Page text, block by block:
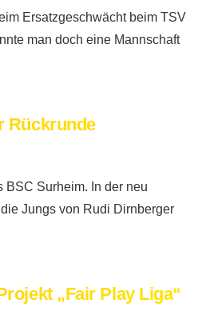
Ersatzgeschwächt beim TSV
man doch eine Mannschaft
Rückrunde
BSC Surheim. In der neu
Jungs von Rudi Dirnberger
„Fair Play Liga“